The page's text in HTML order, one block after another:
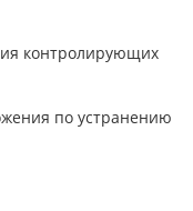
контролирующих
по устранению